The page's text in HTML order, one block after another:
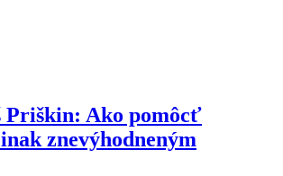
Priškin: Ako pomôcť
znevýhodneným